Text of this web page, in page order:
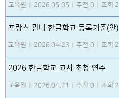
교육원 2026.05.05 추천 0 조회
프랑스 관내 한글학교 등록기준(안
교육원 2026.04.23 추천 0 조회
2026 한글학교 교사 초청 연수
교육원 2026.04.21 추천 0 조회